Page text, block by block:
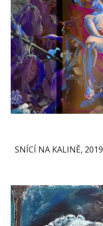
SNÍCÍ NA KALINĚ, 2019